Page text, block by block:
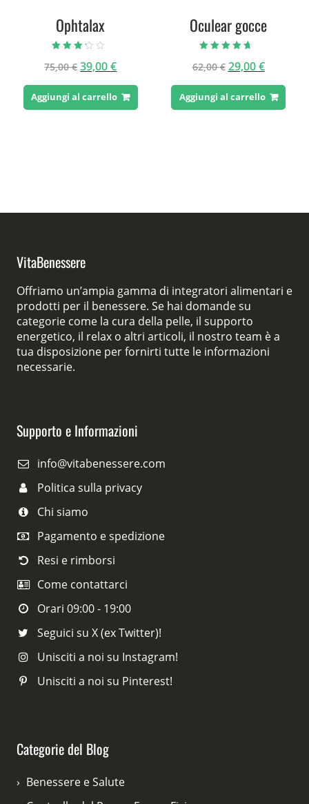
Ophtalax
3.00
75,00€Il
originale
era:
39,00€Il
attuale
è:
Aggiungi al carrello
Oculear gocce
4.33
su 5
62,00€ Il
originale
era:
29,00€Il
attuale
è:
Aggiungi al carrello
VitaBenessere
Offriamo un’ampia gamma di integratori alimentari e
prodotti per il benessere. Se hai domande su
categorie come la cura della pelle, il supporto
energetico, il relax o altri articoli, il nostro team è a
tua disposizione per fornirti tutte le informazioni
necessarie.
Supporto e Informazioni
info@vitabenessere.com
Politica sulla privacy
Chi siamo
Pagamento e spedizione
Resi e rimborsi
Come contattarci
Orari 09:00 - 19:00
Seguici su X (ex Twitter)!
Unisciti a noi su Instagram!
Unisciti a noi su Pinterest!
Categorie del Blog
Benessere e Salute